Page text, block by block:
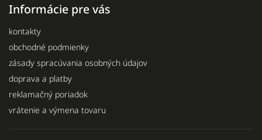
Informácie pre vás
kontakty
obchodné podmienky
zásady spracúvania osobných údajov
doprava a platby
reklamačný poriadok
vrátenie a výmena tovaru